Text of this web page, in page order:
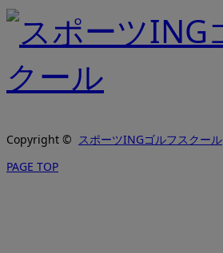
Copyright © スポーツINGゴルフスクール
PAGE TOP